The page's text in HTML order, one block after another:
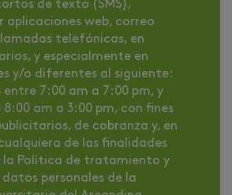
de texto (SMS),
aplicaciones web, correo
telefónicas, en
y especialmente en
y/o diferentes al siguiente:
entre 7:00 am a 7:00 pm, y
am a 3:00 pm, con fines
de cobranza y, en
de las finalidades
la Política de tratamiento y
personales de la